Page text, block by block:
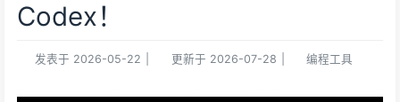
Codex！
发表于 2026-05-22 更新于 2026-07-28 编程工具